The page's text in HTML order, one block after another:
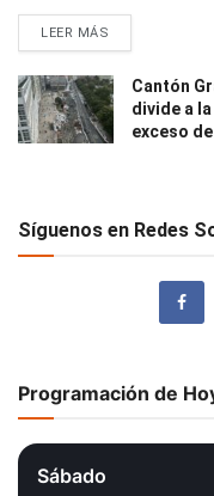
LEER MÁS
Cantón
divide a
exceso
Síguenos en Redes
Programación de
Sábado